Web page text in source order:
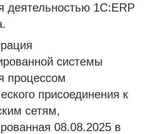
деятельностью 1С:ERP
системы
процессом
присоединения к
сетям,
08.08.2025 в